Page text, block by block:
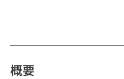
概要